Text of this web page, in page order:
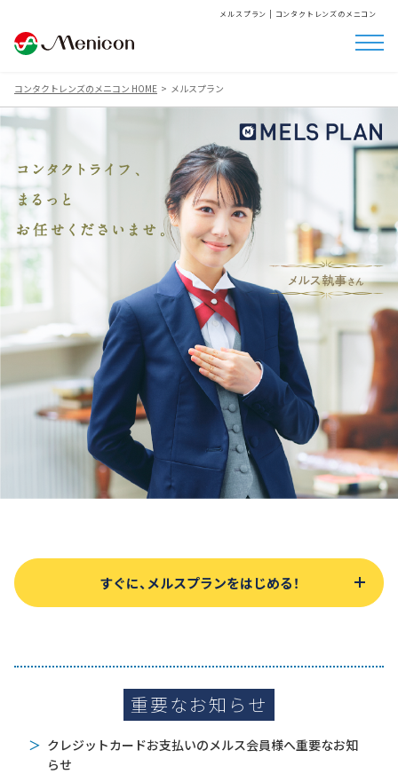
メルスプラン | コンタクトレンズのメニコン
コンタクトレンズのメニコン HOME メルスプラン
すぐに、メルスプランをはじめる！
重要なお知らせ
クレジットカードお支払いのメルス会員様へ重要なお知
らせ